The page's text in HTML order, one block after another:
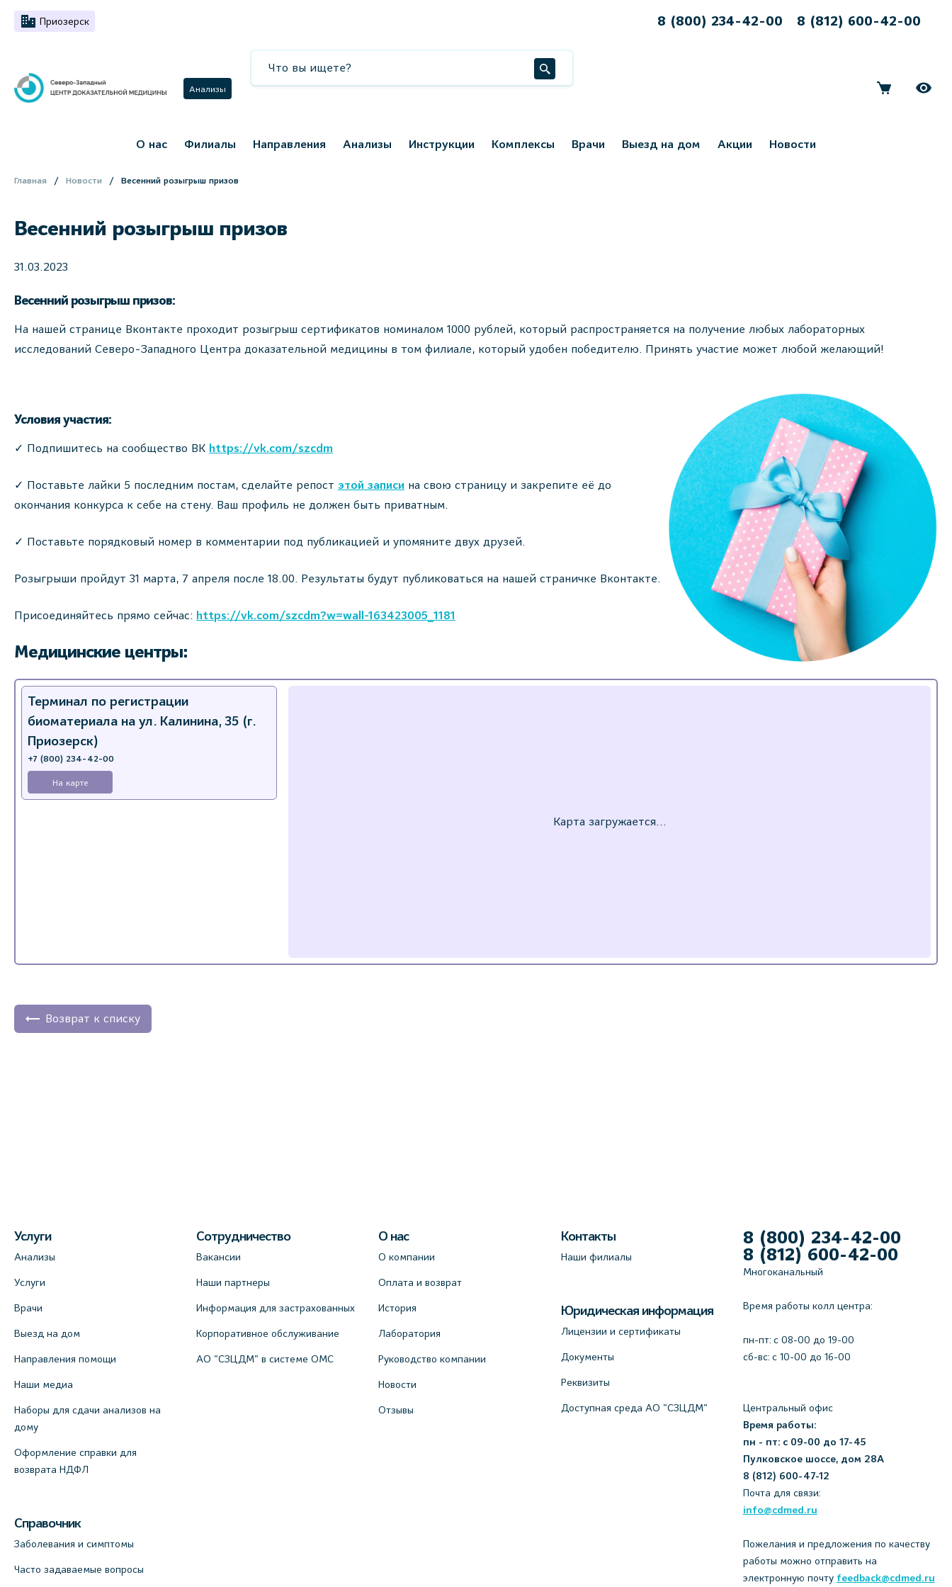
Приозерск 8 (800) 234-42-00 8 (812) 600-42-00
Анализы
О нас Филиалы Направления Анализы Инструкции Комплексы Врачи Выезд на дом Акции Новости
Главная Новости Весенний розыгрыш призов
Весенний розыгрыш призов
31.03.2023
Весенний розыгрыш призов:
На нашей странице Вконтакте проходит розыгрыш сертификатов номиналом 1000 рублей, который распространяется на получение любых лабораторных
исследований Северо-Западного Центра доказательной медицины в том филиале, который удобен победителю. Принять участие может любой желающий!
Условия участия:
✓ Подпишитесь на сообщество ВК https://vk.com/szcdm
✓ Поставьте лайки 5 последним постам, сделайте репост этой записи на свою страницу и закрепите её до
окончания конкурса к себе на стену. Ваш профиль не должен быть приватным.
✓ Поставьте порядковый номер в комментарии под публикацией и упомяните двух друзей.
Розыгрыши пройдут 31 марта, 7 апреля после 18.00. Результаты будут публиковаться на нашей страничке Вконтакте.
Присоединяйтесь прямо сейчас: https://vk.com/szcdm?w=wall-163423005_1181
Медицинские центры:
Терминал по регистрации
биоматериала на ул. Калинина, 35 (г.
Приозерск)
+7 (800) 234-42-00
На карте
Возврат к списку
Услуги
Анализы
Услуги
Врачи
Выезд на дом
Направления помощи
Наши медиа
Наборы для сдачи анализов на
дому
Оформление справки для
возврата НДФЛ
Справочник
Заболевания и симптомы
Часто задаваемые вопросы
Сотрудничество
Вакансии
Наши партнеры
Информация для застрахованных
Корпоративное обслуживание
АО "СЗЦДМ" в системе ОМС
О нас
О компании
Оплата и возврат
История
Лаборатория
Руководство компании
Новости
Отзывы
Контакты
Наши филиалы
Юридическая информация
Лицензии и сертификаты
Документы
Реквизиты
Доступная среда АО "СЗЦДМ"
8 (800) 234-42-00
8 (812) 600-42-00
Многоканальный
Время работы колл центра:
пн-пт: c 08-00 до 19-00
сб-вс: с 10-00 до 16-00
Центральный офис
Время работы:
пн - пт: с 09-00 до 17-45
Пулковское шоссе, дом 28А
8 (812) 600-47-12
Почта для связи:
info@cdmed.ru
Пожелания и предложения по качеству
работы можно отправить на
электронную почту feedback@cdmed.ru